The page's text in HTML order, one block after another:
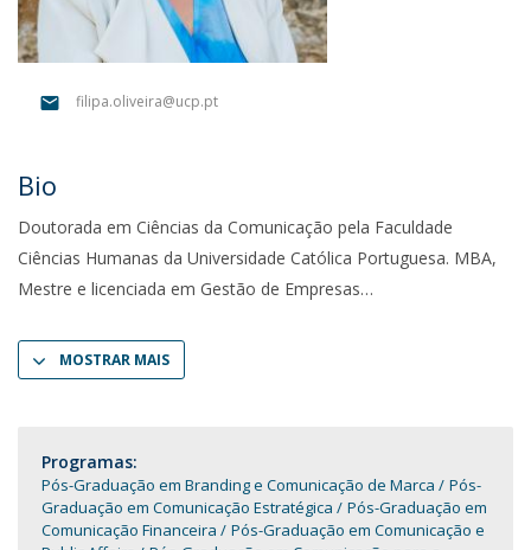
filipa.oliveira@ucp.pt
Bio
Doutorada em Ciências da Comunicação pela Faculdade
Ciências Humanas da Universidade Católica Portuguesa. MBA,
Mestre e licenciada em Gestão de Empresas
MOSTRAR MAIS
Programas:
Pós-Graduação em Branding e Comunicação de Marca
Pós-
Graduação em Comunicação Estratégica
Pós-Graduação em
Comunicação Financeira
Pós-Graduação em Comunicação e